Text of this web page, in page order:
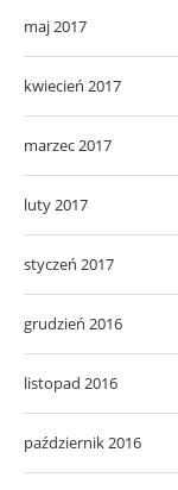
maj 2017
kwiecień 2017
marzec 2017
luty 2017
styczeń 2017
grudzień 2016
listopad 2016
październik 2016